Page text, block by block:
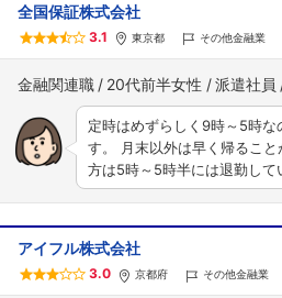
全国保証株式会社
3.1 東京都 その他金融業
金融関連職 20代前半女性 派遣社員
定時はめずらしく9時～5時
す。 月末以外は早く帰るこ
方は5時～5時半には退勤し
アイフル株式会社
3.0 京都府 その他金融業